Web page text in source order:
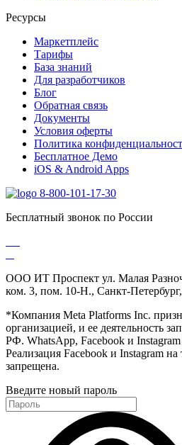
Ресурсы
Маркетплейс
Тарифы
База знаний
Для разработчиков
Блог
Обратная связь
Документы
Условия оферты
Политика
Бесплатное Демо
iOS & Android Apps
8-800-101-17-30
Бесплатный звонок по России
ООО ИТ Проспект ул. Малая
ком. 3, пом. 10-Н., Санкт-
*Компания Meta Platforms Inc.
организацией, и ее деятельность
РФ. WhatsApp, Facebook и
Реализация Facebook и Instagram
запрещена.
Введите новый пароль